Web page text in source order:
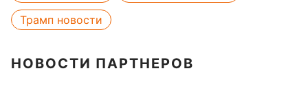
Трамп новости
НОВОСТИ ПАРТНЕРОВ